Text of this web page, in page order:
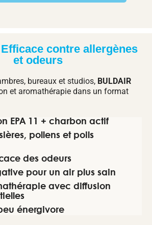
contre allergènes
et odeurs
bureaux et studios, BULDAIR
et aromathérapie dans un format
EPA 11 + charbon actif
pollens et poils
des odeurs
pour un air plus sain
avec diffusion
énergivore